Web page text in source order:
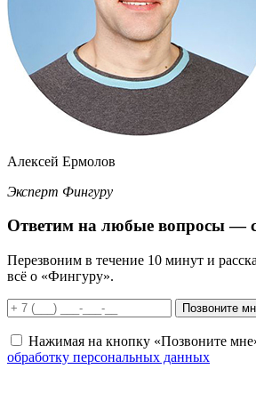
Алексей Ермолов
Эксперт Фингуру
Ответим на любые вопросы—
Перезвоним в течение 10 минут и
всё о «Фингуру».
Позвоните
Нажимая на кнопку «Позвоните
обработку персональных данных